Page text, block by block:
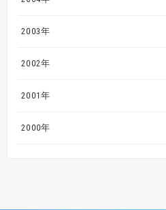
2003年
2002年
2001年
2000年